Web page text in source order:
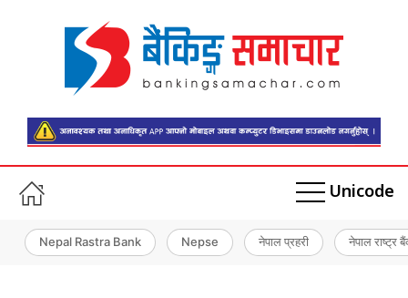
Unicode
Nepal Rastra Bank Nepse नेपाल प्रहरी नेपाल राष्ट्र